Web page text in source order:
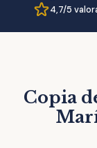
4,7/5
Copia